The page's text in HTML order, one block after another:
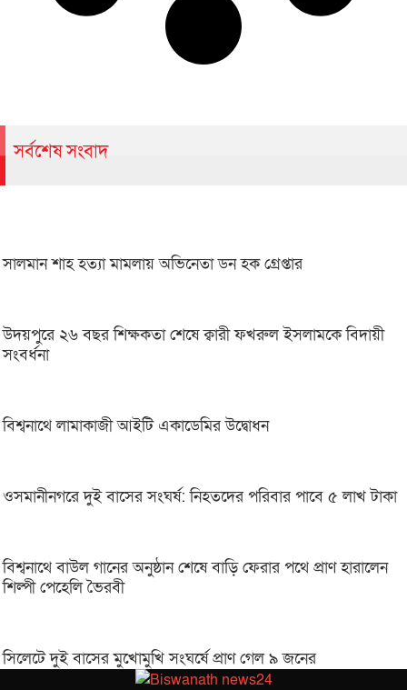
সর্বশেষ সংবাদ
সালমান শাহ হত্যা মামলায় অভিনেতা ডন হক গ্রেপ্তার
উদয়পুরে ২৬ বছর শিক্ষকতা শেষে ক্বারী ফখরুল ইসলামকে বিদায়ী
সংবর্ধনা
বিশ্বনাথে লামাকাজী আইটি একাডেমির উদ্বোধন
ওসমানীনগরে দুই বাসের সংঘর্ষ: নিহতদের পরিবার পাবে ৫ লাখ টাকা
বিশ্বনাথে বাউল গানের অনুষ্ঠান শেষে বাড়ি ফেরার পথে প্রাণ হারালেন
শিল্পী পেহেলি ভৈরবী
সিলেটে দুই বাসের মুখোমুখি সংঘর্ষে প্রাণ গেল ৯ জনের